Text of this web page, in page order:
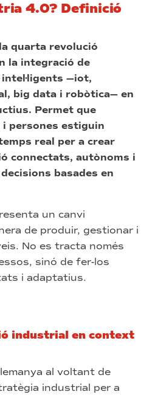
4.0? Definició
quarta revolució
la integració de
—iot,
big data i robòtica— en
Permet que
i persones estiguin
real per a crear
connectats, autònoms i
basades en
un canvi
de produir, gestionar i
No es tracta només
sinó de fer-los
i adaptatius.
industrial en context
al voltant de
industrial per a